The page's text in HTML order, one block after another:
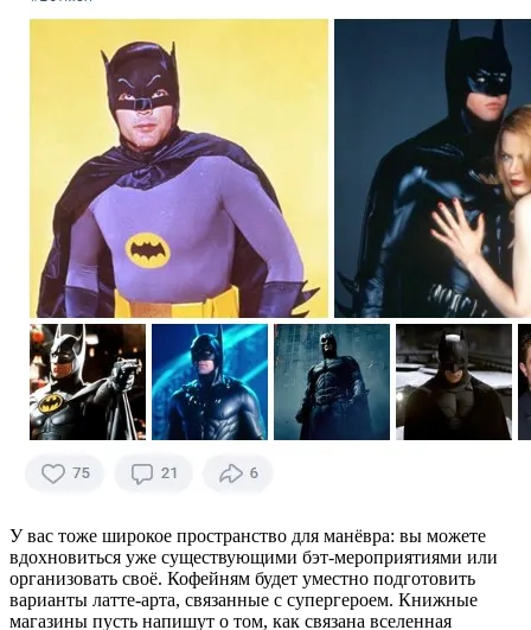
У вас тоже широкое пространство для манёвра: вы можете
вдохновиться уже существующими бэт-мероприятиями или
организовать своё. Кофейням будет уместно подготовить
варианты латте-арта, связанные с супергероем. Книжные
магазины пусть напишут о том, как связана вселенная